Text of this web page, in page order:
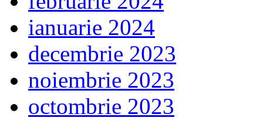
ianuarie 2024
decembrie 2023
noiembrie 2023
octombrie 2023